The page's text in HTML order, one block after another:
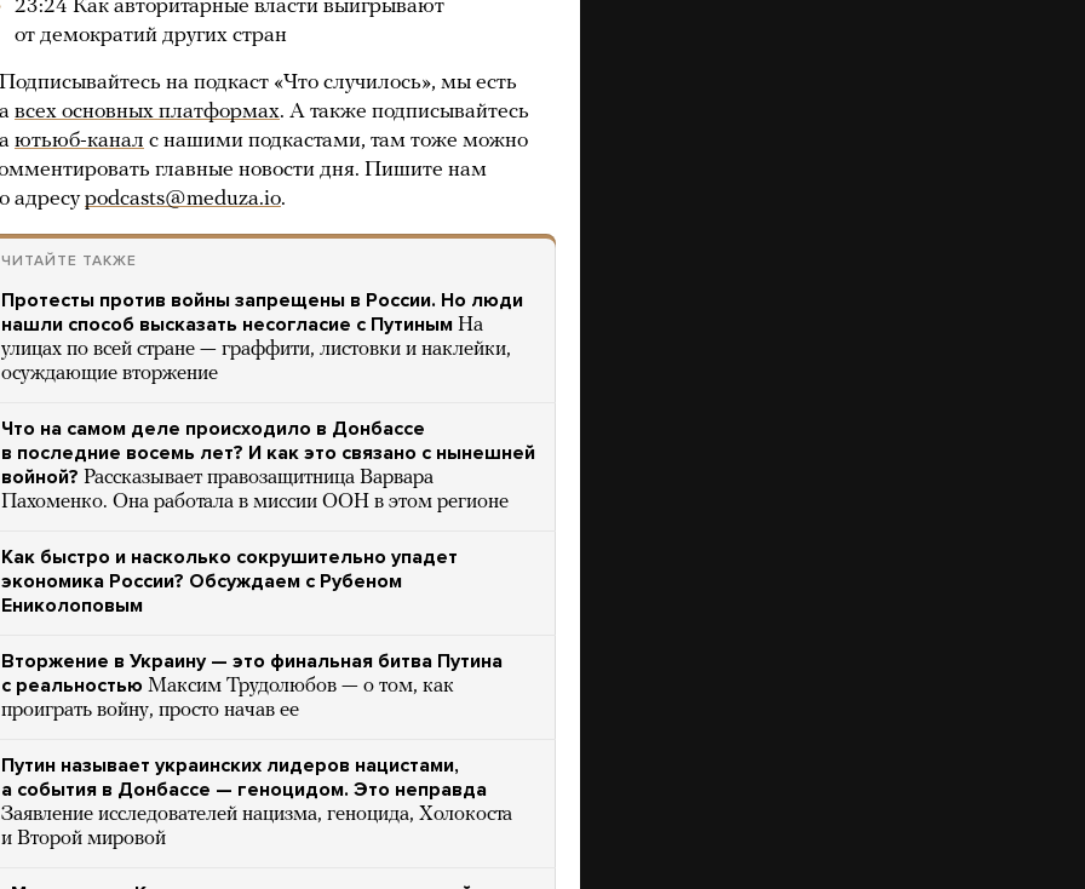
23:24 Как авторитарные власти выигрывают
от демократий других стран
на подкаст «Что случилось», мы есть
всех основных платформах. А также подписывайтесь
ютьюб-канал с нашими подкастами, там тоже можно
главные новости дня. Пишите нам
адресуpodcasts@meduza.io.
ЧИТАЙТЕ ТАКЖЕ
Протесты против войны запрещены в России. Но люди
нашли способ высказать несогласие с Путиным На
улицах по всей стране — граффити, листовки и наклейки,
осуждающие вторжение
Что на самом деле происходило в Донбассе
в последние восемь лет? И как это связано с нынешней
войной? Рассказывает правозащитница Варвара
Пахоменко. Она работала в миссии ООН в этом регионе
Как быстро и насколько сокрушительно упадет
экономика России? Обсуждаем с Рубеном
Ениколоповым
Вторжение в Украину — это финальная битва Путина
с реальностью Максим Трудолюбов — о том, как
проиграть войну, просто начав ее
Путин называет украинских лидеров нацистами,
а события в Донбассе — геноцидом. Это неправда
Заявление исследователей нацизма, геноцида, Холокоста
и Второй мировой